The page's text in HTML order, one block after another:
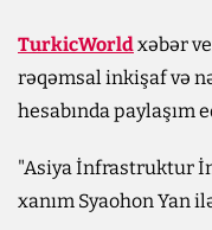
TurkicWorldxəbər
rəqəmsal inkişaf və
hesabında paylaşım
"Asiya İnfrastruktur
xanım Syaohon Yan